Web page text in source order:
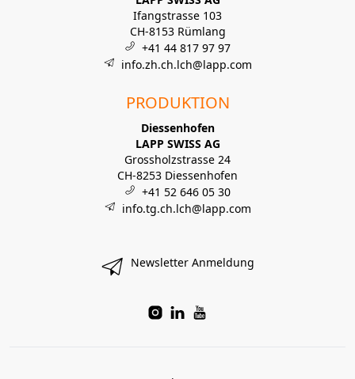
Ifangstrasse 103
CH-8153 Rümlang
+41 44 817 97 97
info.zh.ch.lch@lapp.com
PRODUKTION
Diessenhofen
LAPP SWISS AG
Grossholzstrasse 24
CH-8253 Diessenhofen
+41 52 646 05 30
info.tg.ch.lch@lapp.com
Newsletter Anmeldung